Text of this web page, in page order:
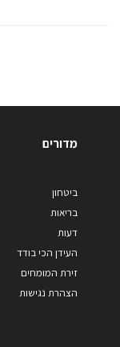
מדורים
ביטחון
בריאות
דעות
העידן הכי בודד
זירת המומחים
הצהרת נגישות